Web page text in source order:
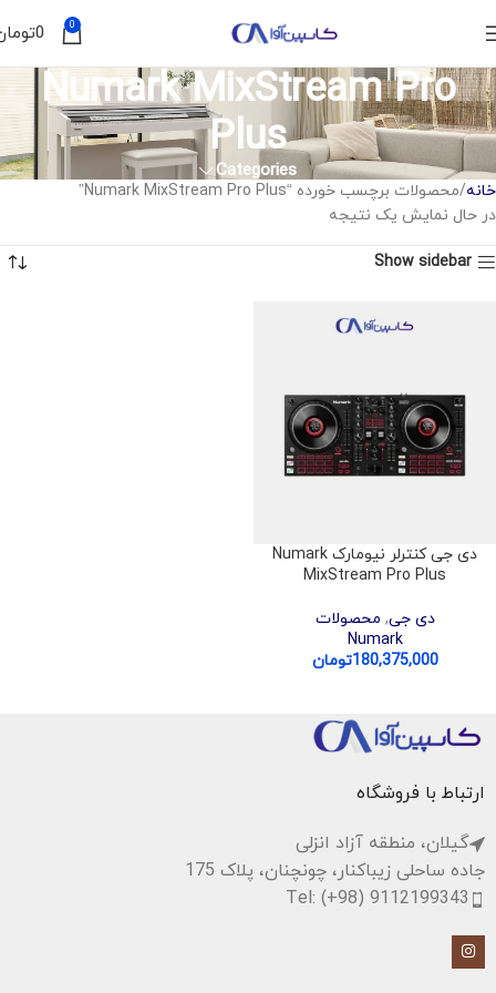
0
0
Numark MixStream Pro
Plus
Categories
خانه محصولات برچسب خورده “Numark MixStream Pro Plus”
در حال نمایش یک نتیجه
Show sidebar
دی جی کنترلر نیومارک Numark
MixStream Pro Plus
دی جی, محصولات
Numark
180,375,000تومان
ارتباط با فروشگاه
گیلان، منطقه آزاد انزلی
جاده ساحلی زیباکنار، چونچنان، پلاک 175
Tel: (+98) 9112199343